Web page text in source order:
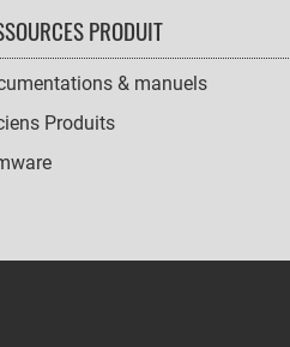
PRODUIT
& manuels
Produits